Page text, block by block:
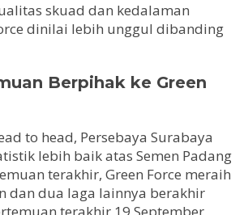
skuad dan kedalaman
dinilai lebih unggul dibanding
Berpihak ke Green
to head, Persebaya Surabaya
lebih baik atas Semen Padang
terakhir, Green Force meraih
dan dua laga lainnya berakhir
terakhir 19 September